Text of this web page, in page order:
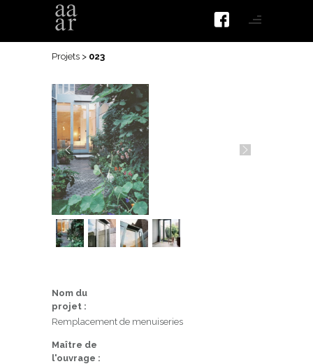
Projets > 023
Nom du
projet :
Remplacement de menuiseries
Maître de
l'ouvrage :